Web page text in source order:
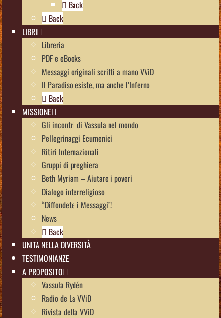
Back
Back
LIBRI
Libreria
PDF e eBooks
Messaggi originali scritti a mano VViD
Il Paradiso esiste, ma anche l’Inferno
Back
MISSIONE
Gli incontri di Vassula nel mondo
Pellegrinaggi Ecumenici
Ritiri Internazionali
Gruppi di preghiera
Beth Myriam – Aiutare i poveri
Dialogo interreligioso
“Diffondete i Messaggi”!
News
Back
UNITÀ NELLA DIVERSITÀ
TESTIMONIANZE
A PROPOSITO
Vassula Rydén
Radio de La VViD
Rivista della VViD